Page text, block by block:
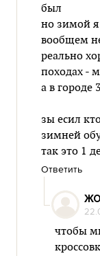
был
но зимой я
вообщем
реально
походах -
а в городе
зы есил
зимней
так это 1
Ответить
чтобы